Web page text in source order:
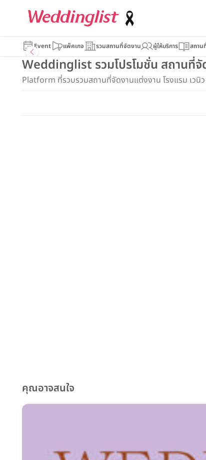
Event แพ็คเกจ รวมสถานที่จัดงาน ผู้ให้บริการ สถาน
Weddinglist รวมโปรโมชั่น สถานที่
Platform ที่รวบรวมสถานที่จัดงานแต่งงาน โรงแรม เวนิ
คุณอาจสนใจ